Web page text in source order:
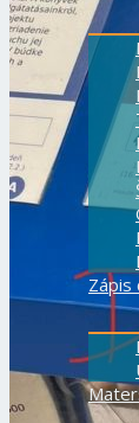
Zápis